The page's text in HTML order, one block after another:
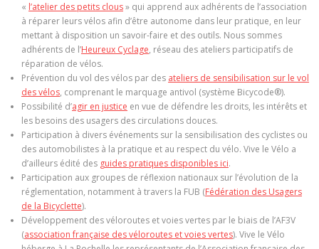
« l’atelier des petits clous» qui apprend aux adhérents de l’association
à réparer leurs vélos afin d’être autonome dans leur pratique, en leur
mettant à disposition un savoir-faire et des outils. Nous sommes
adhérents de l’Heureux Cyclage, réseau des ateliers participatifs de
réparation de vélos.
Prévention du vol des vélos par des ateliers de sensibilisation sur le vol
des vélos, comprenant le marquage antivol (système Bicycode®).
Possibilité d’agir en justice en vue de défendre les droits, les intérêts et
les besoins des usagers des circulations douces.
Participation à divers événements sur la sensibilisation des cyclistes ou
des automobilistes à la pratique et au respect du vélo. Vive le Vélo a
d’ailleurs édité des guides pratiques disponibles ici.
Participation aux groupes de réflexion nationaux sur l’évolution de la
réglementation, notamment à travers la FUB (Fédération des Usagers
de la Bicyclette).
Développement des véloroutes et voies vertes par le biais de l’AF3V
(association française des véloroutes et voies vertes). Vive le Vélo